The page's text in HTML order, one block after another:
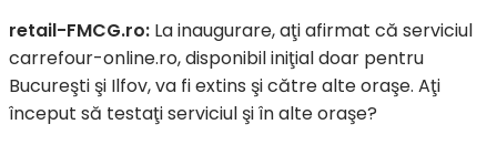
retail-FMCG.ro: La inaugurare, aţi afirmat că serviciul
carrefour-online.ro, disponibil iniţial doar pentru
Bucureşti şi Ilfov, va fi extins şi către alte oraşe. Aţi
început să testaţi serviciul şi în alte oraşe?